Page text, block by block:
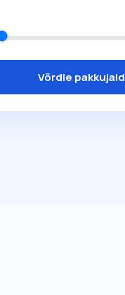
Võrdle pakkujaid